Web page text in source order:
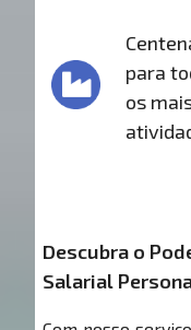
para
os
Descubra o
Salarial